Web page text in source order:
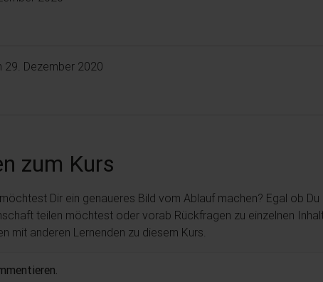
29. Dezember 2020
zum Kurs
Dir ein genaueres Bild vom Ablauf machen? Egal ob Du
teilen möchtest oder vorab Rückfragen zu einzelnen
mit anderen Lernenden zu diesem Kurs.